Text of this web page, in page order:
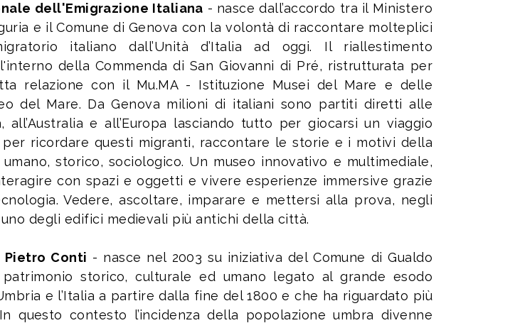
dell'Emigrazione Italiana - nasce dall’accordo tra il Ministero
e il Comune di Genova con la volontà di raccontare molteplici
italiano dall’Unità d’Italia ad oggi. Il riallestimento
della Commenda di San Giovanni di Pré, ristrutturata per
relazione con il Mu.MA - Istituzione Musei del Mare e delle
del Mare. Da Genova milioni di italiani sono partiti diretti alle
all’Australia e all’Europa lasciando tutto per giocarsi un viaggio
per ricordare questi migranti, raccontare le storie e i motivi della
storico, sociologico. Un museo innovativo e multimediale,
con spazi e oggetti e vivere esperienze immersive grazie
Vedere, ascoltare, imparare e mettersi alla prova, negli
degli edifici medievali più antichi della città.
Pietro Conti - nasce nel 2003 su iniziativa del Comune di Gualdo
storico, culturale ed umano legato al grande esodo
e l’Italia a partire dalla fine del 1800 e che ha riguardato più
questo contesto l’incidenza della popolazione umbra divenne